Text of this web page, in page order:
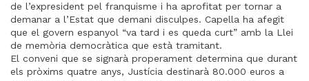
de l’expresident pel franquisme i ha aprofitat per tornar a
demanar a l’Estat que demani disculpes. Capella ha afegit
que el govern espanyol “va tard i es queda curt” amb la Llei
de memòria democràtica que està tramitant.
El conveni que se signarà properament determina que durant
els pròxims quatre anys, Justícia destinarà 80.000 euros a